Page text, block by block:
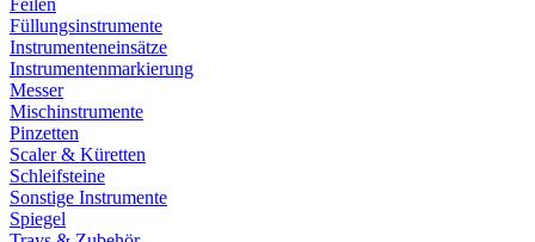
Feilen
Füllungsinstrumente
Instrumenteneinsätze
Instrumentenmarkierung
Messer
Mischinstrumente
Pinzetten
Scaler & Küretten
Schleifsteine
Sonstige Instrumente
Spiegel